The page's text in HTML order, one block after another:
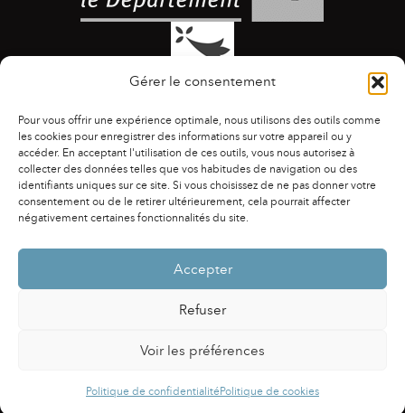
Gérer le consentement
Pour vous offrir une expérience optimale, nous utilisons des outils comme
les cookies pour enregistrer des informations sur votre appareil ou y
accéder. En acceptant l'utilisation de ces outils, vous nous autorisez à
collecter des données telles que vos habitudes de navigation ou des
identifiants uniques sur ce site. Si vous choisissez de ne pas donner votre
consentement ou de le retirer ultérieurement, cela pourrait affecter
négativement certaines fonctionnalités du site.
Accepter
Refuser
Voir les préférences
Politique de confidentialitéPolitique de cookies
ACCESSIBILITÉ | AGENDA | ASSOCIATIONS
|
CONTACTS
PUBLICATIONS ESPACE PRESSE